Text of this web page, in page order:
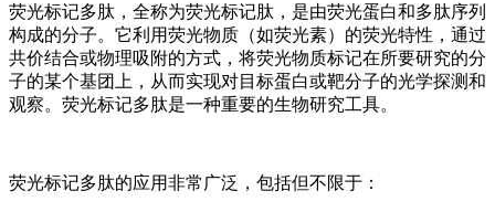
荧光标记多肽，全称为荧光标记肽，是由荧光蛋白和多肽序列
构成的分子。它利用荧光物质（如荧光素）的荧光特性，通过
共价结合或物理吸附的方式，将荧光物质标记在所要研究的分
子的某个基团上，从而实现对目标蛋白或靶分子的光学探测和
观察。荧光标记多肽是一种重要的生物研究工具。
荧光标记多肽的应用非常广泛，包括但不限于：